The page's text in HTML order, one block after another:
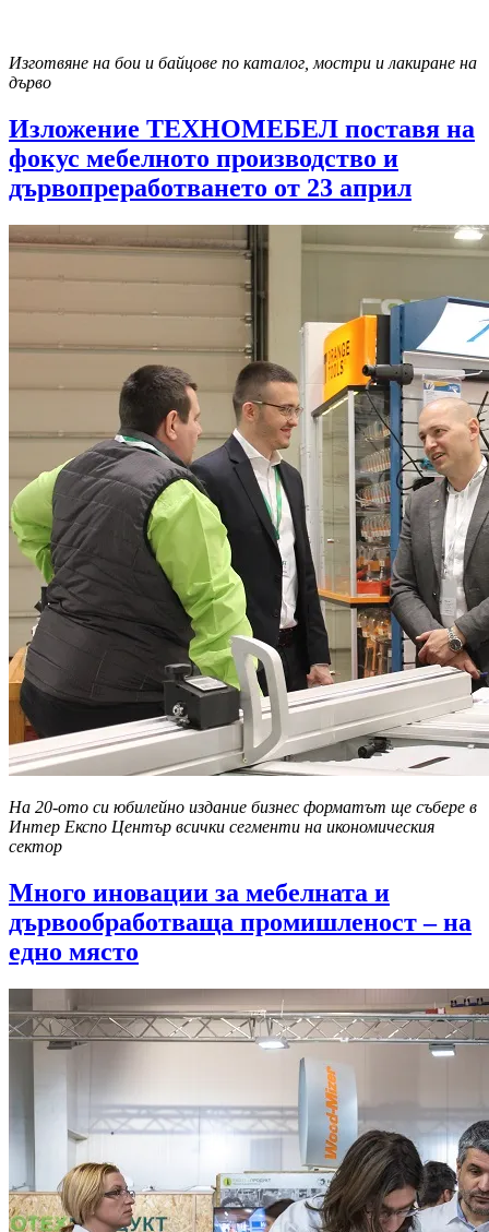
Изготвяне на бои и байцове по каталог, мостри и лакиране на
дърво
Изложение ТЕХНОМЕБЕЛ поставя на
фокус мебелното производство и
дървопреработването от 23 април
На 20-ото си юбилейно издание бизнес форматът ще събере в
Интер Експо Център всички сегменти на икономическия
сектор
Много иновации за мебелната и
дървообработваща промишленост – на
едно място